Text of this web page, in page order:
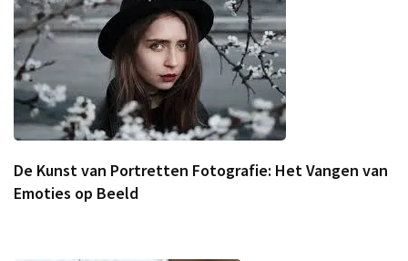
De Kunst van Portretten Fotografie: Het Vangen van
Emoties op Beeld